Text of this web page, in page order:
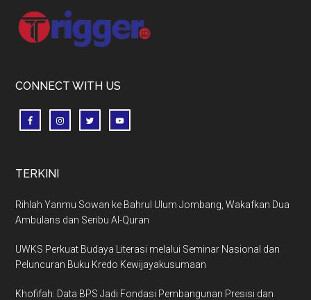
Footer
CONNECT WITH US
TERKINI
Rihlah Yanmu Sowan ke Bahrul Ulum Jombang, Wakafkan Dua
Ambulans dan Seribu Al-Quran
UWKS Perkuat Budaya Literasi melalui Seminar Nasional dan
Peluncuran Buku Kredo Kewijayakusumaan
Khofifah: Data BPS Jadi Fondasi Pembangunan Presisi dan